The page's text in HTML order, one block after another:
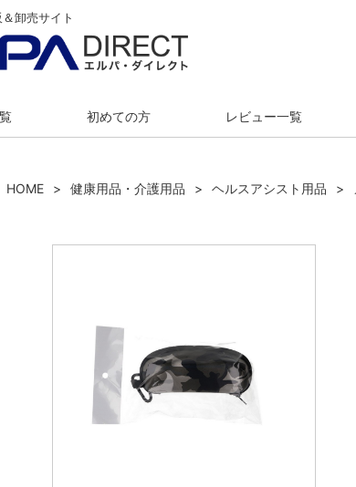
卸売サイト
初めての方 レビュー一覧
HOME 健康用品・介護用品 ヘルスアシスト用品